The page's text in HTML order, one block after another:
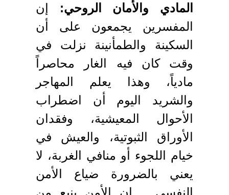
المادي والأمان الروحي: إن
المفسرين يجمعون على أن
السكينة والطمأنينة نزلت في
وقت كان فيه الغار محاصراً
مادياً، وهذا يعلم المهاجر
والشريد اليوم أن اضطراب
الأحوال المعيشية، وفقدان
الأوراق الثبوتية، والعيش في
خيام اللجوء أو منافي الغربة، لا
يعني بالضرورة ضياع الأمن
النفسي .. إن الأمن ينبع من